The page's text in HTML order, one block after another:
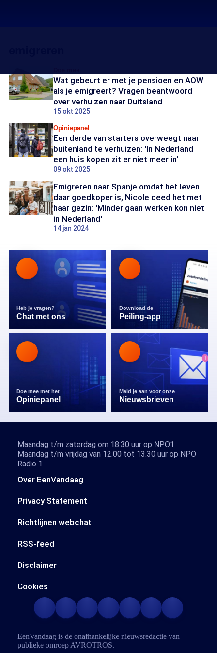
Wat gebeurt er met je pensioen en AOW
als je emigreert? Vragen beantwoord
over verhuizen naar Duitsland
15 okt 2025
Opiniepanel
Een derde van starters overweegt naar
buitenland te verhuizen: 'In Nederland
een huis kopen zit er niet meer in'
09 okt 2025
Emigreren naar Spanje omdat het leven
daar goedkoper is, Nicole deed het met
haar gezin: 'Minder gaan werken kon niet
in Nederland'
14 jan 2024
Heb je vragen?
Chat met ons
Download de
Peiling-app
Doe mee met het
Opiniepanel
Meld je aan voor onze
Nieuwsbrieven
Over EenVandaag
Privacy Statement
Richtlijnen webchat
RSS-feed
Disclaimer
Cookies
Maandag t/m zaterdag om 18.30 uur op NPO1
Maandag t/m vrijdag van 12.00 tot 13.30 uur op NPO
Radio 1
EenVandaag is de onafhankelijke nieuwsredactie van
publieke omroep AVROTROS.